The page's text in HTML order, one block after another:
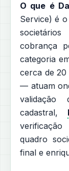
O que é
Service) é
cobrança
categoria
cerca de 20
— atuam
validação
cadastral,
quadro
final e